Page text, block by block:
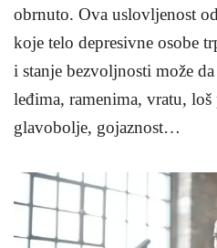
obrnuto. Ova uslovljenost
koje telo depresivne osobe
i stanje bezvoljnosti može
leđima, ramenima, vratu,
glavobolje, gojaznost…